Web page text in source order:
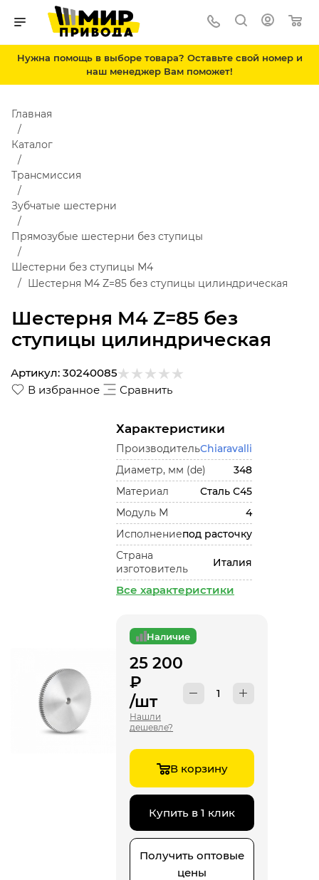
Нужна помощь в выборе товара? Оставьте свой номер и
наш менеджер Вам поможет!
Шестерня M4 Z=85 без
ступицы цилиндрическая
Главная
Каталог
Трансмиссия
Зубчатые шестерни
Прямозубые шестерни без ступицы
Шестерни без ступицы М4
Шестерня M4 Z=85 без ступицы цилиндрическая
В избранное Сравнить
Артикул: 30240085
Характеристики
ПроизводительChiaravalli
Диаметр, мм (de)
348
Материал
Сталь С45
Модуль М
4
Исполнениепод расточку
Страна
изготовитель
Италия
Все характеристики
Наличие
25 200
₽
/шт
Нашли
дешевле?
В корзину
Купить в 1 клик
Получить оптовые
цены